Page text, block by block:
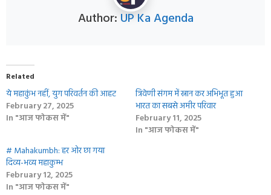
Author: UP Ka Agenda
Related
ये महाकुंभ नहीं, युग परिवर्तन की आहट
February 27, 2025
In "आज फोकस में"
त्रिवेणी संगम में स्नान कर अभिभूत हुआ
भारत का सबसे अमीर परिवार
February 11, 2025
In "आज फोकस में"
# Mahakumbh: हर ओर छा गया
दिव्य-भव्य महाकुम्भ
February 12, 2025
In "आज फोकस में"